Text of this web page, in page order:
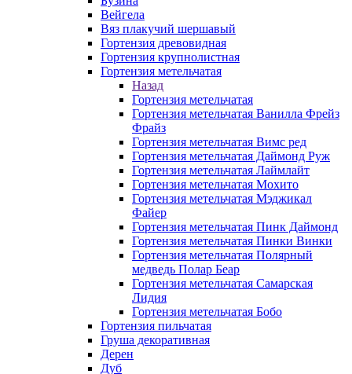
Вейгела
Вяз плакучий шершавый
Гортензия древовидная
Гортензия крупнолистная
Гортензия метельчатая
Назад
Гортензия метельчатая
Гортензия метельчатая Ванилла Фрейз
Фрайз
Гортензия метельчатая Вимс ред
Гортензия метельчатая Даймонд Руж
Гортензия метельчатая Лаймлайт
Гортензия метельчатая Мохито
Гортензия метельчатая Мэджикал
Файер
Гортензия метельчатая Пинк Даймонд
Гортензия метельчатая Пинки Винки
Гортензия метельчатая Полярный
медведь Полар Беар
Гортензия метельчатая Самарская
Лидия
Гортензия метельчатая Бобо
Гортензия пильчатая
Груша декоративная
Дерен
Дуб